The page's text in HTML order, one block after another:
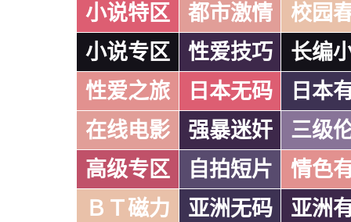
小说特区
都市激情
校园
小说专区
性爱技巧
长编
性爱之旅
日本无码
日本
在线电影
强暴迷奸
三级
高级专区
自拍短片
情色
ＢＴ磁力
亚洲无码
亚洲